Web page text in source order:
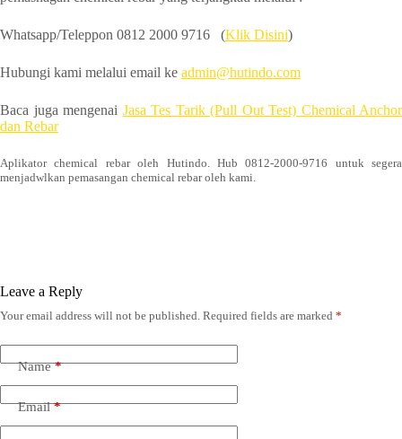
Whatsapp/Teleppon 0812 2000 9716 (Klik Disini)
Hubungi kami melalui email ke admin@hutindo.com
Baca juga mengenai Jasa Tes Tarik (Pull Out Test) Chemical Anchor
dan Rebar
Aplikator chemical rebar oleh Hutindo. Hub 0812-2000-9716 untuk segera
menjadwlkan pemasangan chemical rebar oleh kami.
Leave a Reply
Your email address will not be published. Required fields are marked *
Name*
Email*